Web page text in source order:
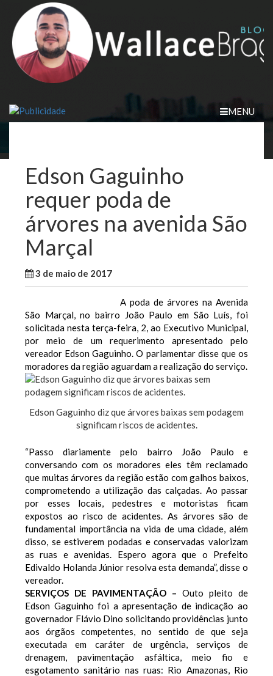
content
MENU
Edson Gaguinho
requer poda de
árvores na avenida São
Marçal
3 de maio de 2017
A poda de árvores na Avenida
São Marçal, no bairro João Paulo em São Luís, foi
solicitada nesta terça-feira, 2, ao Executivo Municipal,
por meio de um requerimento apresentado pelo
vereador Edson Gaguinho. O parlamentar disse que os
moradores da região aguardam a realização do serviço.
Edson Gaguinho diz que árvores baixas sem podagem
significam riscos de acidentes.
“Passo diariamente pelo bairro João Paulo e
conversando com os moradores eles têm reclamado
que muitas árvores da região estão com galhos baixos,
comprometendo a utilização das calçadas. Ao passar
por esses locais, pedestres e motoristas ficam
expostos ao risco de acidentes. As árvores são de
fundamental importância na vida de uma cidade, além
disso, se estiverem podadas e conservadas valorizam
as ruas e avenidas. Espero agora que o Prefeito
Edivaldo Holanda Júnior resolva esta demanda”, disse o
vereador.
SERVIÇOS DE PAVIMENTAÇÃO – Outo pleito de
Edson Gaguinho foi a apresentação de indicação ao
governador Flávio Dino solicitando providências junto
aos órgãos competentes, no sentido de que seja
executada em caráter de urgência, serviços de
drenagem, pavimentação asfáltica, meio fio e
esgotamento sanitário nas ruas: Rio Amazonas, Rio